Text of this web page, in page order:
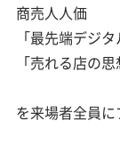
商売人人価
「最先端デジ
「売れる店の
を来場者全員